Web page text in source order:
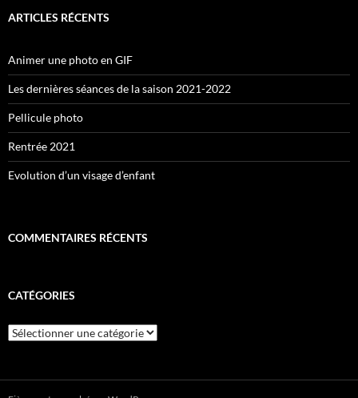
ARTICLES RÉCENTS
Animer une photo en GIF
Les dernières séances de la saison 2021-2022
Pellicule photo
Rentrée 2021
Evolution d’un visage d’enfant
COMMENTAIRES RÉCENTS
CATÉGORIES
Catégories